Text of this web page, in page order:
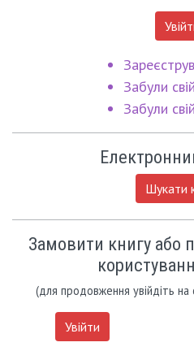
Забули
Забули
Шукати
Замовити книгу або
(для продовження увійдіть
Увійти